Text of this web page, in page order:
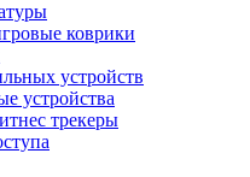
коврики
устройств
устройства
трекеры